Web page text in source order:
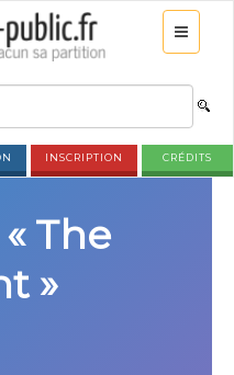
INSCRIPTION CRÉDITS
The
»